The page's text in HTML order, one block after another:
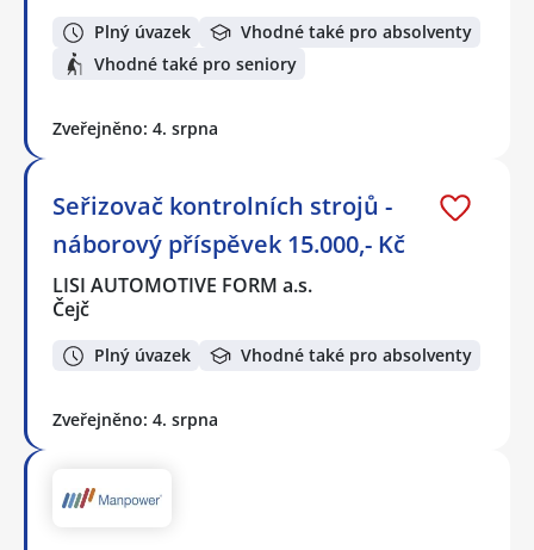
Plný úvazek
Vhodné také pro absolventy
Vhodné také pro seniory
Zveřejněno: 4. srpna
Seřizovač kontrolních strojů -
náborový příspěvek 15.000,- Kč
LISI AUTOMOTIVE FORM a.s.
Čejč
Plný úvazek Vhodné také pro absolventy
Zveřejněno: 4. srpna